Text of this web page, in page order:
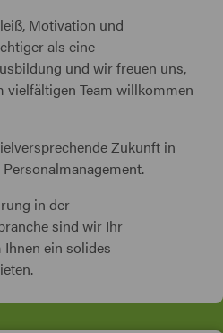
Motivation und
als eine
und wir freuen uns,
vielfältigen Team willkommen
Zukunft in
in der
sind wir Ihr
ein solides